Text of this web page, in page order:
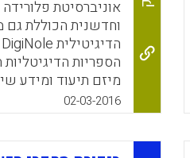
אוניברסיטת
וחדשנית הכוללת
הספריות
מיזם תיעוד ומידע
אוניברסיטת
מערכת החיפוש
אוניברסיטת
02-03-2016